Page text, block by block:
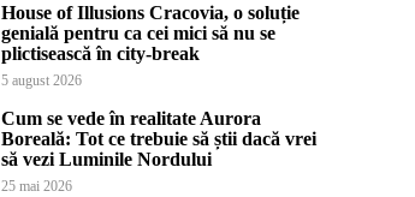
House of Illusions Cracovia, o soluție
genială pentru ca cei mici să nu se
plictisească în city-break
5 august 2026
Cum se vede în realitate Aurora
Boreală: Tot ce trebuie să știi dacă vrei
să vezi Luminile Nordului
25 mai 2026